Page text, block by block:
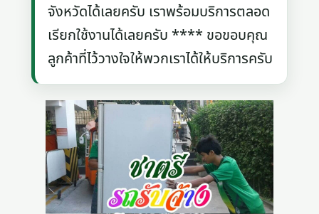
จังหวัดได้เลยครับ เราพร้อมบริการตลอด
เรียกใช้งานได้เลยครับ **** ขอขอบคุณ
ลูกค้าที่ไว้วางใจให้พวกเราได้ให้บริการครับ